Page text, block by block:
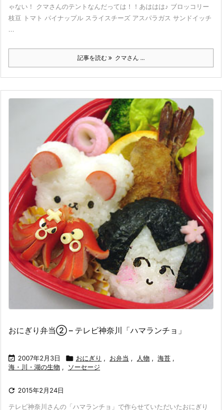
ゃない！ クマさんのテントなんだっては！！あははは♪ ブロッコリー
枝豆 トマト パイナップル スライスチーズ アスパラガス サンドイッチ
...
記事を読む クマさん ...
おにぎり弁当② – テレビ神奈川「ハマランチョ」
 2007年2月3日  おにぎり , お弁当 , 人物 , 海苔 ,
海・川・湖の生物 , ソーセージ
 2015年2月24日
テレビ神奈川さんの「ハマランチョ」で作らせていただいたおにぎり